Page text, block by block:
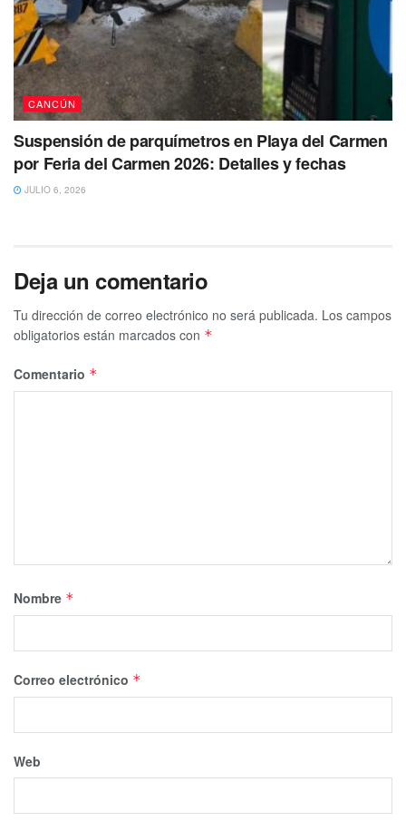
CANCÚN
Suspensión de parquímetros en Playa del Carmen
por Feria del Carmen 2026: Detalles y fechas
JULIO 6, 2026
Deja un comentario
Tu dirección de correo electrónico no será publicada. Los campos
obligatorios están marcados con *
Comentario *
Nombre *
Correo electrónico *
Web